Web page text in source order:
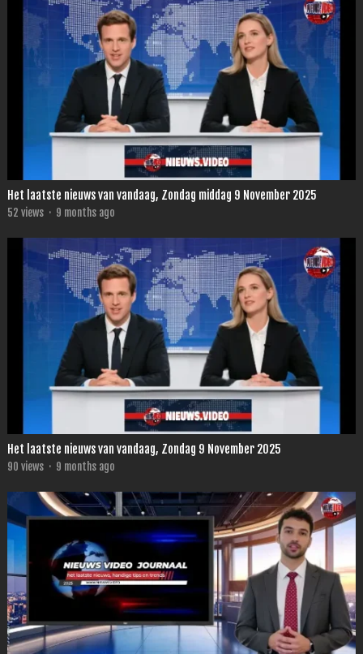
Het laatste nieuws van vandaag, Zondag middag 9 November 2025
52 views · 9 months ago
Het laatste nieuws van vandaag, Zondag 9 November 2025
90 views · 9 months ago